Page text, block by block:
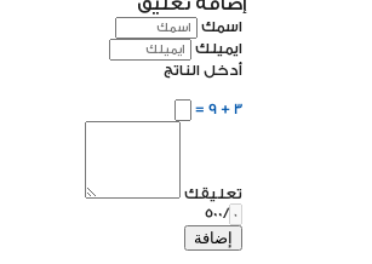
إضافة تعليق
اسمك
ايميلك
أدخل الناتج
3 + 9 =
تعليقك
/500
إضافة